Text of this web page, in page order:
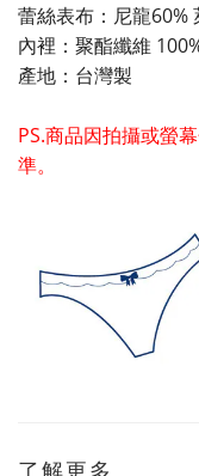
蕾絲表布：尼龍60%
內裡：聚酯纖維
產地：台灣製
PS.商品因拍攝或螢
準。
了解更多